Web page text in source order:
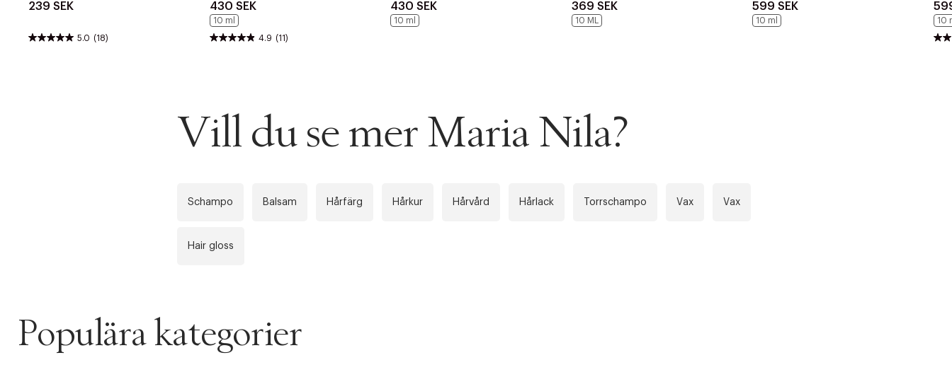
239 SEK
5.0 (18)
Spray 10 ml
430 SEK
10 ml
4.9 (11)
Spray 10 ml
430 SEK
10 ml
Parfum10 ML
369 SEK
10 ML
599 SEK
10 ml 10
Vill du se mer Maria Nila?
Schampo Balsam Hårfärg Hårkur Hårvård Hårlack Torrschampo Vax Vax
Hair gloss
Populära kategorierWE CARE ABOUT PERSONAL DATA
PRODUKTEN HITTADES TYVÄRR INTE